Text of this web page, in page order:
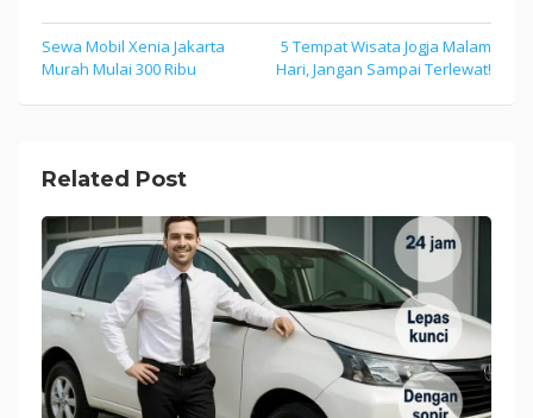
Post
Sewa Mobil Xenia Jakarta
Murah Mulai 300 Ribu
5 Tempat Wisata Jogja Malam
Hari, Jangan Sampai Terlewat!
Related Post